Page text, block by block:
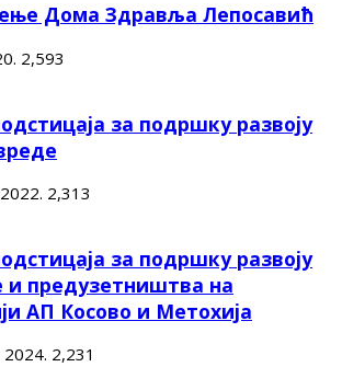
Дома Здравља Лепосавић
2,593
за подршку развоју
2,313
за подршку развоју
и предузетништва на
АП Косово и Метохија
2,231